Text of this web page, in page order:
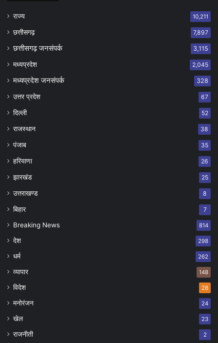
राज्य 10,211
छत्तीसगढ़ 7,897
छत्तीसगढ़ जनसंपर्क 3,115
मध्यप्रदेश 2,045
मध्यप्रदेश जनसंपर्क 328
उत्तर प्रदेश 67
दिल्ली 52
राजस्थान 38
पंजाब 35
हरियाणा 26
झारखंड 25
उत्तराखण्ड 8
बिहार 7
Breaking News 814
देश 298
धर्म 262
व्यापार 148
विदेश 28
मनोरंजन 24
खेल 23
राजनीती 2